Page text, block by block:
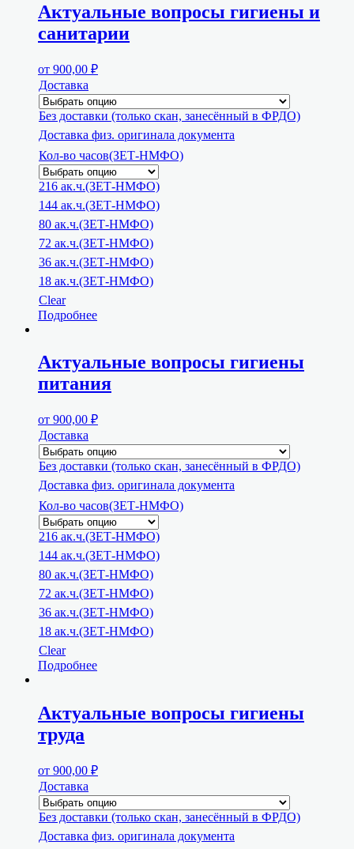
Актуальные вопросы гигиены и
санитарии
от 900,00 ₽
Доставка
Без доставки (только скан, занесённый в ФРДО)
Доставка физ. оригинала документа
Кол-во часов(ЗЕТ-НМФО)
216 ак.ч.(ЗЕТ-НМФО)
144 ак.ч.(ЗЕТ-НМФО)
80 ак.ч.(ЗЕТ-НМФО)
72 ак.ч.(ЗЕТ-НМФО)
36 ак.ч.(ЗЕТ-НМФО)
18 ак.ч.(ЗЕТ-НМФО)
Clear
Подробнее
Актуальные вопросы гигиены
питания
от 900,00 ₽
Доставка
Без доставки (только скан, занесённый в ФРДО)
Доставка физ. оригинала документа
Кол-во часов(ЗЕТ-НМФО)
216 ак.ч.(ЗЕТ-НМФО)
144 ак.ч.(ЗЕТ-НМФО)
80 ак.ч.(ЗЕТ-НМФО)
72 ак.ч.(ЗЕТ-НМФО)
36 ак.ч.(ЗЕТ-НМФО)
18 ак.ч.(ЗЕТ-НМФО)
Clear
Подробнее
Актуальные вопросы гигиены
труда
от 900,00 ₽
Доставка
Без доставки (только скан, занесённый в ФРДО)
Доставка физ. оригинала документа